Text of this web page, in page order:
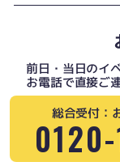
前日・当日のイ
お電話で直接ご
総合受付：